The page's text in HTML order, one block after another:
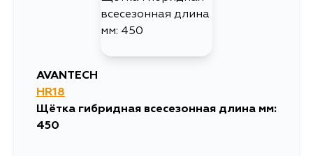
AVANTECH
HR18
Щётка гибридная всесезонная длина мм:
450